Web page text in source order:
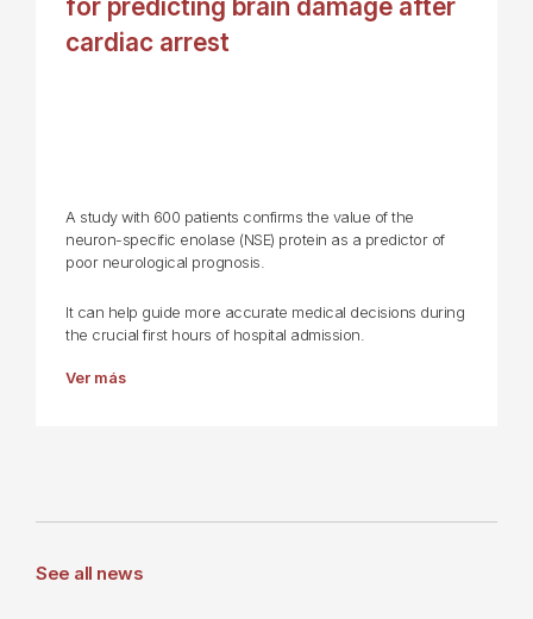
for predicting brain damage after
cardiac arrest
A study with 600 patients confirms the value of the
neuron-specific enolase (NSE) protein as a predictor of
poor neurological prognosis.
It can help guide more accurate medical decisions during
the crucial first hours of hospital admission.
Ver más
See all news